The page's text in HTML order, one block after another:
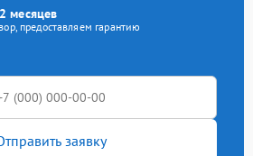
месяцев
предоставляем гарантию
заявку